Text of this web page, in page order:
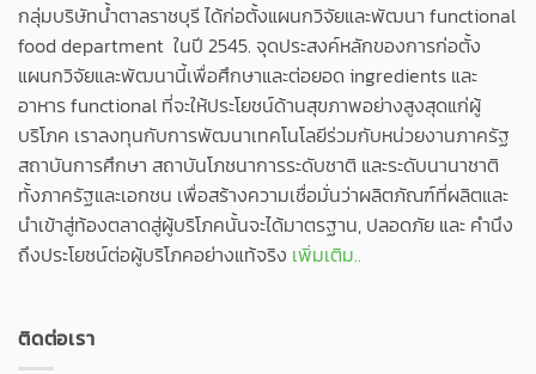
กลุ่มบริษัทน้ำตาลราชบุรี ได้ก่อตั้งแผนกวิจัยและพัฒนา functional
food department ในปี 2545. จุดประสงค์หลักของการก่อตั้ง
แผนกวิจัยและพัฒนานี้เพื่อศึกษาและต่อยอด ingredients และ
อาหาร functional ที่จะให้ประโยชน์ด้านสุขภาพอย่างสูงสุดแก่ผู้
บริโภค เราลงทุนกับการพัฒนาเทคโนโลยีร่วมกับหน่วยงานภาครัฐ
สถาบันการศึกษา สถาบันโภชนาการระดับชาติ และระดับนานาชาติ
ทั้งภาครัฐและเอกชน เพื่อสร้างความเชื่อมั่นว่าผลิตภัณฑ์ที่ผลิตและ
นำเข้าสู่ท้องตลาดสู่ผู้บริโภคนั้นจะได้มาตรฐาน, ปลอดภัย และ คำนึง
ถึงประโยชน์ต่อผู้บริโภคอย่างแท้จริง เพิ่มเติม..
ติดต่อเรา